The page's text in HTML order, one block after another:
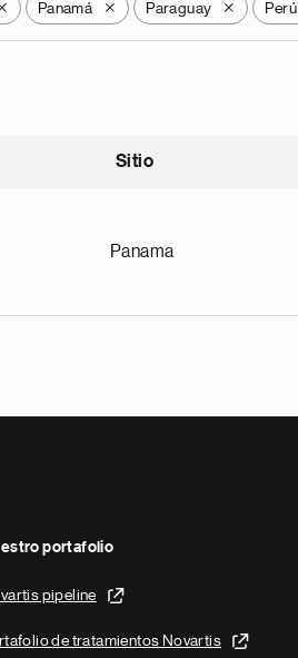
Panamá X Paraguay X Perú
Sitio
Panama
portafolio
pipeline
de tratamientos Novartis